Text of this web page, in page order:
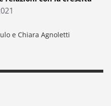
e Chiara Agnoletti
con la crescita